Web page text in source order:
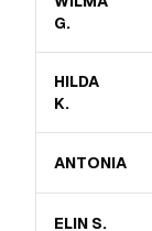
G.
HILDA
K.
ANTONIA
ELIN S.